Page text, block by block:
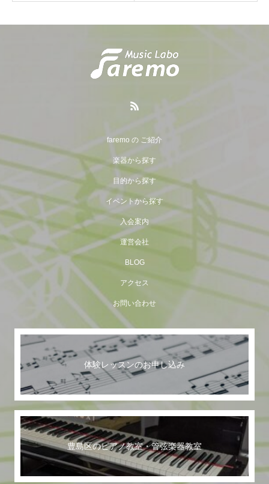
faremo の ご紹介
楽器から探す
目的から探す
イベントから探す
入会案内
運営会社
BLOG
アクセス
お問い合わせ
体験レッスンのお申し込み
豊島区のピアノ教室・管弦楽器教室